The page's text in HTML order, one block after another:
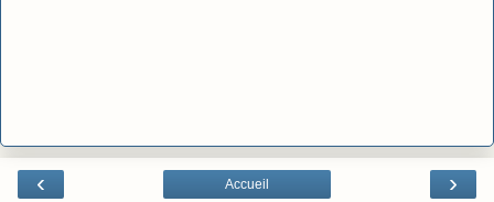
‹ ›
Accueil